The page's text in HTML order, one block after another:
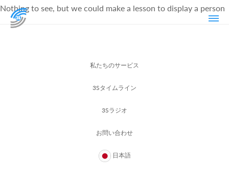
Nothing to see, but we could make a lesson to display a person
私たちのサービス
3Sタイムライン
3Sラジオ
お問い合わせ
日本語